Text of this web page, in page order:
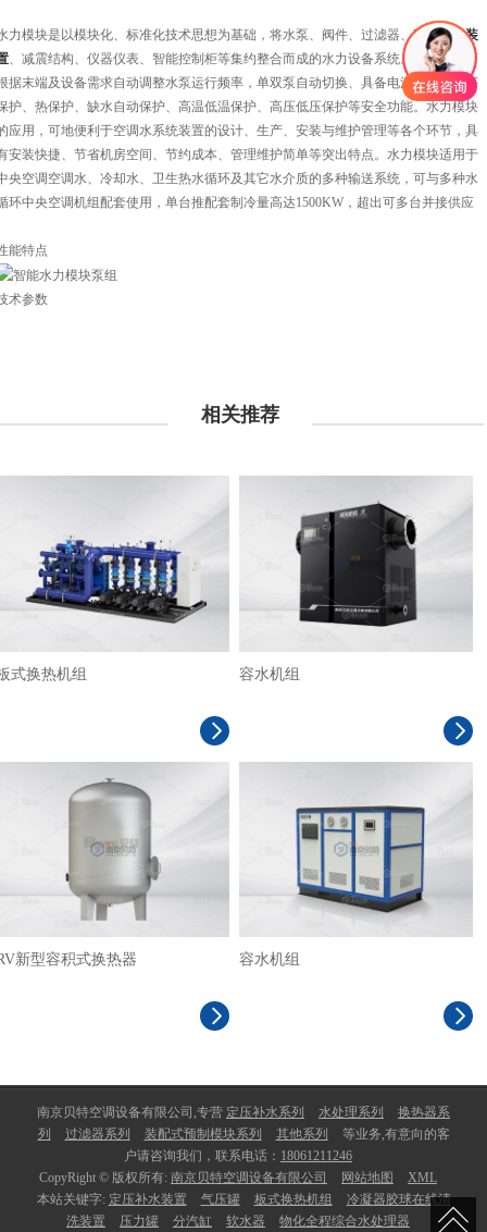
力模块是以模块化、标准化技术思想为基础，将水泵、阀件、过滤器、定压补水装
、减震结构、仪器仪表、智能控制柜等集约整合而成的水力设备系统。水力模块可
据末端及设备需求自动调整水泵运行频率，单双泵自动切换、具备电源保护、相序
护、热保护、缺水自动保护、高温低温保护、高压低压保护等安全功能。水力模块
应用，可地便利于空调水系统装置的设计、生产、安装与维护管理等各个环节，具
安装快捷、节省机房空间、节约成本、管理维护简单等突出特点。水力模块适用于
央空调空调水、冷却水、卫生热水循环及其它水介质的多种输送系统，可与多种水
环中央空调机组配套使用，单台推配套制冷量高达1500KW，超出可多台并接供应
能特点
术参数
相关推荐
式换热机组 容水机组
新型容积式换热器 容水机组
南京贝特空调设备有限公司,专营 定压补水系列 水处理系列
换热器系
列
过滤器系列 装配式预制模块系列 其他系列
等业务,有意向的客
户请咨询我们，联系电话： 18061211246
CopyRight © 版权所有: 南京贝特空调设备有限公司 网站地图
XML
本站关键字: 定压补水装置 气压罐 板式换热机组
冷凝器胶球在线清
洗装置
压力罐 分汽缸 软水器 物化全程综合水处理器